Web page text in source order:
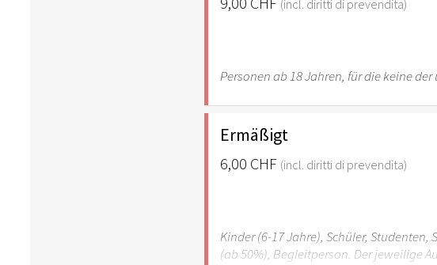
(incl. diritti di prevendita)
Personen ab 18 Jahren, für die keine
Ermäßigt
6,00 CHF (incl. diritti di prevendita)
Kinder (6-17 Jahre), Schüler,
(ab 50%), Begleitperson. Der jeweilige